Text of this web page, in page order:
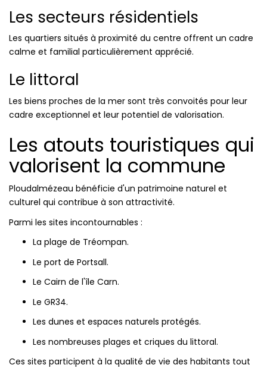
Les secteurs résidentiels
Les quartiers situés à proximité du centre offrent un cadre
calme et familial particulièrement apprécié.
Le littoral
Les biens proches de la mer sont très convoités pour leur
cadre exceptionnel et leur potentiel de valorisation.
Les atouts touristiques qui
valorisent la commune
Ploudalmézeau bénéficie d'un patrimoine naturel et
culturel qui contribue à son attractivité.
Parmi les sites incontournables :
La plage de Tréompan.
Le port de Portsall.
Le Cairn de l'île Carn.
Le GR34.
Les dunes et espaces naturels protégés.
Les nombreuses plages et criques du littoral.
Ces sites participent à la qualité de vie des habitants tout